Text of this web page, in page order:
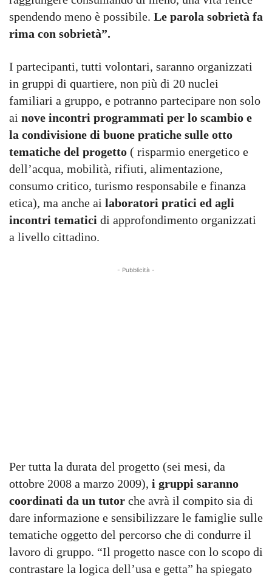
spendendo meno è possibile. Le parola sobrietà fa
rima con sobrietà”.
I partecipanti, tutti volontari, saranno organizzati
in gruppi di quartiere, non più di 20 nuclei
familiari a gruppo, e potranno partecipare non solo
ai nove incontri programmati per lo scambio e
la condivisione di buone pratiche sulle otto
tematiche del progetto ( risparmio energetico e
dell’acqua, mobilità, rifiuti, alimentazione,
consumo critico, turismo responsabile e finanza
etica), ma anche ai laboratori pratici ed agli
incontri tematici di approfondimento organizzati
a livello cittadino.
- Pubblicità -
Per tutta la durata del progetto (sei mesi, da
ottobre 2008 a marzo 2009), i gruppi saranno
coordinati da un tutor che avrà il compito sia di
dare informazione e sensibilizzare le famiglie sulle
tematiche oggetto del percorso che di condurre il
lavoro di gruppo. “Il progetto nasce con lo scopo di
contrastare la logica dell’usa e getta” ha spiegato